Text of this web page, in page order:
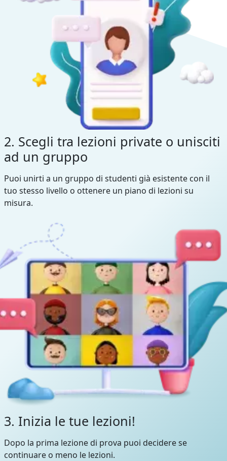
2. Scegli tra lezioni private o unisciti
ad un gruppo
Puoi unirti a un gruppo di studenti già esistente con il
tuo stesso livello o ottenere un piano di lezioni su
misura.
3. Inizia le tue lezioni!
Dopo la prima lezione di prova puoi decidere se
continuare o meno le lezioni.